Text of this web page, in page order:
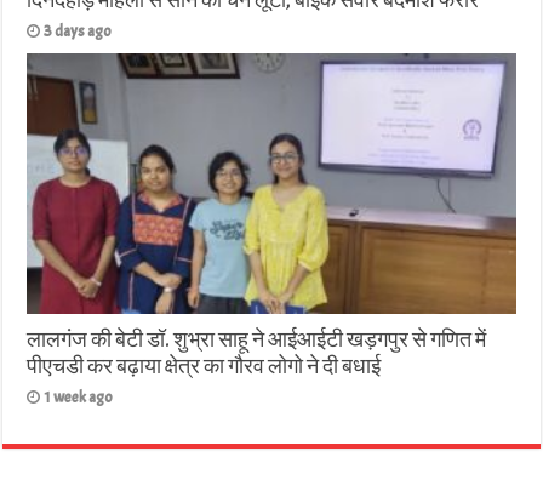
3 days ago
लालगंज की बेटी डॉ. शुभ्रा साहू ने आईआईटी खड़गपुर से गणित में
पीएचडी कर बढ़ाया क्षेत्र का गौरव लोगो ने दी बधाई
1 week ago